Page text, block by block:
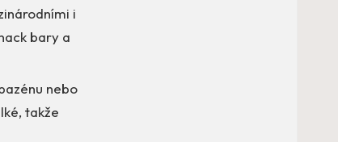
i
bary a
nebo
takže